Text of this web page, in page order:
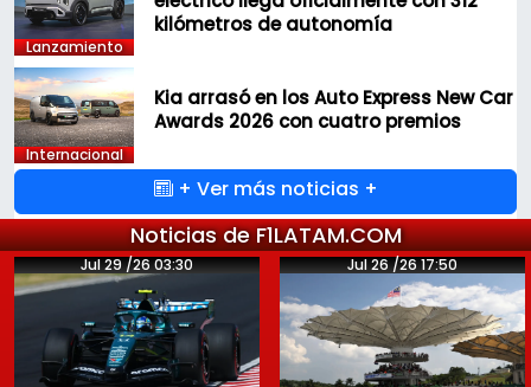
Lanzamiento
kilómetros de autonomía
Internacional
Kia arrasó en los Auto Express New Car
Awards 2026 con cuatro premios
+ Ver más noticias +
Noticias de F1LATAM.COM
Jul 29 /26 03:30 Jul 26 /26 17:50